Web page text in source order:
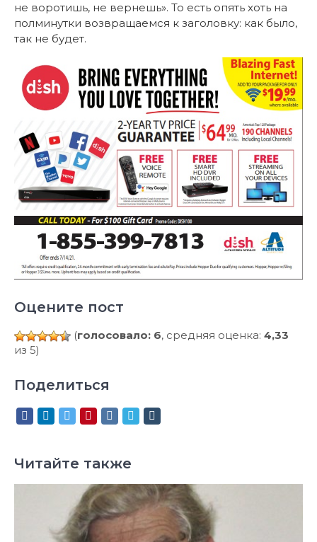
не воротишь, не вернешь». То есть опять хоть на
полминутки возвращаемся к заголовку: как было,
так не будет.
Оцените пост
(голосовало: 6, средняя оценка: 4,33
из 5)
Поделиться
Читайте также